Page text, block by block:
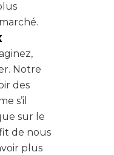
Notre
des
s’il
sur le
de nous
plus